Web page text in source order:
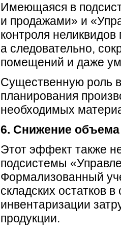
Имеющаяся в
и продажами» и
контроля
а следовательно,
помещений и даже
Существенную роль
планирования
необходимых
6. Снижение
Этот эффект также
подсистемы
Формализованный
складских остатков
инвентаризации
продукции.